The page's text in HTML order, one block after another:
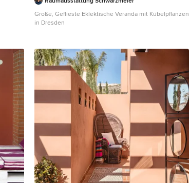
Große, Geflieste Eklektische Veranda mit Kübelpflanzen
in Dresden